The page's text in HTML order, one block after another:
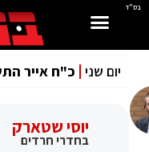
בס"ד
יום שני כ"ח אייר
יוסי שטארק
בחדרי חרדים